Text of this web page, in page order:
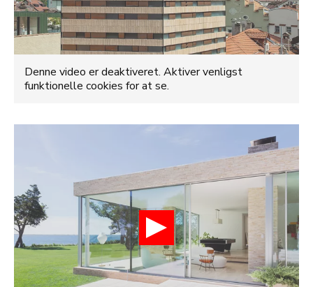
Denne video er deaktiveret. Aktiver venligst
funktionelle cookies for at se.